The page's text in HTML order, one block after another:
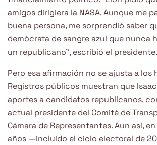
amigos dirigiera la NASA. Aunque me
buena persona, me sorprendió saber
demócrata de sangre azul que nunca
un republicano”, escribió el presidente.
Pero esa afirmación no se ajusta a los
Registros públicos muestran que
aportes a candidatos republicanos,
actual presidente del Comité de
Cámara de Representantes. Aun así,
años —incluido el ciclo electoral de